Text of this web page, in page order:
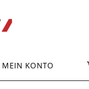
MEIN KONTO